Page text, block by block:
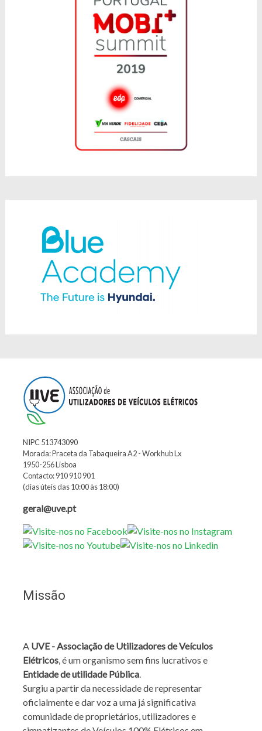
NIPC 513743090
Morada: Praceta da Tabaqueira A2 - Workhub Lx
1950-256 Lisboa
Contacto: 910 910 901
(dias úteis das 10:00 às 18:00)
geral@uve.pt
Missão
A UVE - Associação de Utilizadores de Veículos
Elétricos, é um organismo sem fins lucrativos e
Entidade de utilidade Pública.
Surgiu a partir da necessidade de representar
oficialmente e dar voz a uma já significativa
comunidade de proprietários, utilizadores e